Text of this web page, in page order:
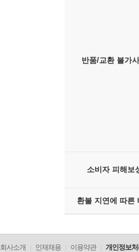
반품/교환 불가
소비자 피해보
환불 지연에 따른
회사소개 인재채용 이용약관 개인정보처